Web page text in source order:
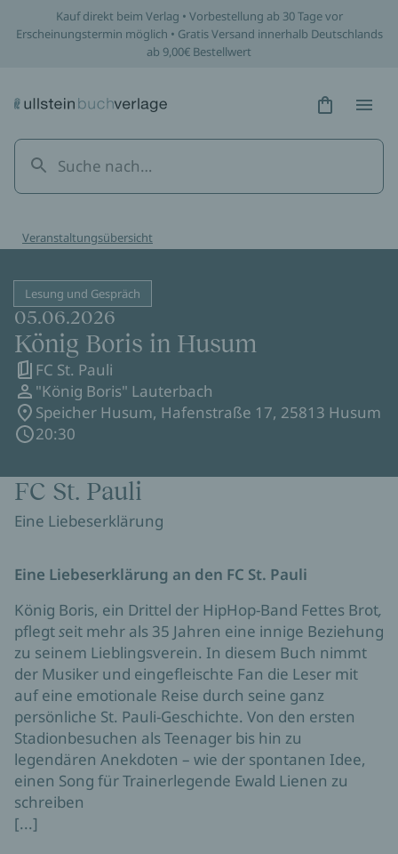
Kauf direkt beim Verlag • Vorbestellung ab 30 Tage vor
Erscheinungstermin möglich • Gratis Versand innerhalb Deutschlands
ab 9,00€ Bestellwert
Hidden
Veranstaltungsübersicht
Lesung und Gespräch
05.06.2026
König Boris in Husum
FC St. Pauli
"König Boris" Lauterbach
Speicher Husum, Hafenstraße 17, 25813 Husum
20:30
FC St. Pauli
Eine Liebeserklärung
Eine Liebeserklärung an den FC St. Pauli
König Boris, ein Drittel der HipHop-Band Fettes Brot,
pflegtseit mehr als 35 Jahren eine innige Beziehung
zu seinem Lieblingsverein. In diesem Buch nimmt
der Musiker und eingefleischte Fan die Leser mit
auf eine emotionale Reise durch seine ganz
persönliche St. Pauli-Geschichte. Von den ersten
Stadionbesuchen als Teenager bis hin zu
legendären Anekdoten – wie der spontanen Idee,
einen Song für Trainerlegende Ewald Lienen zu
schreiben
[...]